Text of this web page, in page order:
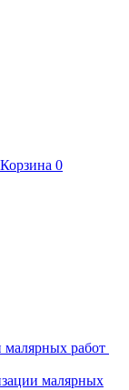
Корзина 0
малярных работ
малярных